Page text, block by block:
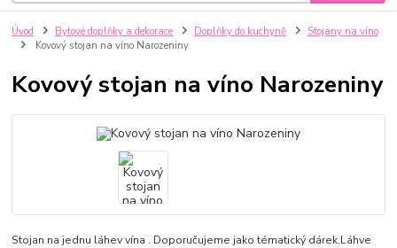
Úvod Bytové doplňky a dekorace Doplňky do kuchyně
Stojany na víno
Kovový stojan na víno Narozeniny
Kovový stojan na víno Narozeniny
Stojan na jednu láhev vína . Doporučujeme jako tématický dárek.Láhve